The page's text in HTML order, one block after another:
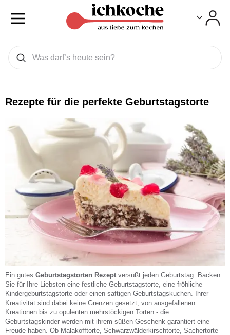
Was wollen Sie suchen
Suchen
Rezepte für die perfekte Geburtstagstorte
Ein gutes Geburtstagstorten Rezept versüßt jeden Geburtstag. Backen
Sie für Ihre Liebsten eine festliche Geburtstagstorte, eine fröhliche
Kindergeburtstagstorte oder einen saftigen Geburtstagskuchen. Ihrer
Kreativität sind dabei keine Grenzen gesetzt, von ausgefallenen
Kreationen bis zu opulenten mehrstöckigen Torten - die
Geburtstagskinder werden mit ihrem süßen Geschenk garantiert eine
Freude haben. Ob Malakofftorte, Schwarzwälderkirschtorte, Sachertorte